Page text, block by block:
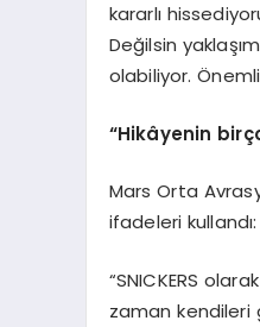
kararlı
Değilsin
olabiliyor.
“Hikâyenin
Mars Orta
ifadeleri kullandı:
“SNICKERS
zaman kendileri